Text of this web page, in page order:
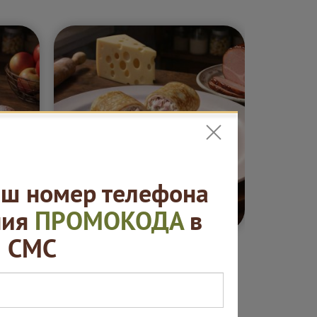
₽ от 420 ₽
номер телефона
ПРОМОКОДАв
СМС